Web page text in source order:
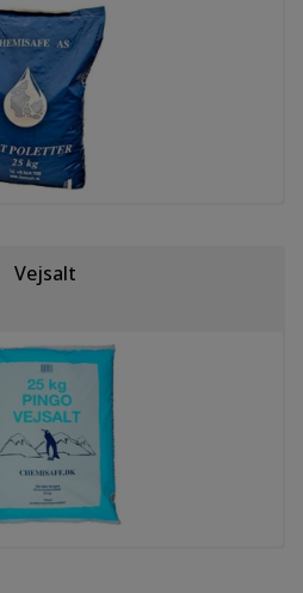
Vejsalt